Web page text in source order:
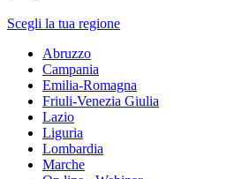
Scegli la tua regione
Abruzzo
Campania
Emilia-Romagna
Friuli-Venezia Giulia
Lazio
Liguria
Lombardia
Marche